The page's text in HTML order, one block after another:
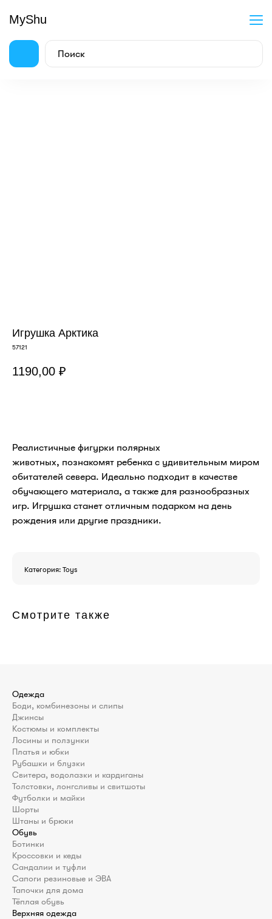
MyShu
Игрушка Арктика
57121
1190,00 ₽
Реалистичные фигурки полярных
животных, познакомят ребенка с удивительным миром
обитателей севера. Идеально подходит в качестве
обучающего материала, а также для разнообразных
игр. Игрушка станет отличным подарком на день
рождения или другие праздники.
Категория: Toys
Смотрите также
Одежда
Боди, комбинезоны и слипы
Джинсы
Костюмы и комплекты
Лосины и ползунки
Платья и юбки
Рубашки и блузки
Свитера, водолазки и кардиганы
Толстовки, лонгсливы и свитшоты
Футболки и майки
Шорты
Штаны и брюки
Обувь
Ботинки
Кроссовки и кеды
Сандалии и туфли
Сапоги резиновые и ЭВА
Тапочки для дома
Тёплая обувь
Верхняя одежда